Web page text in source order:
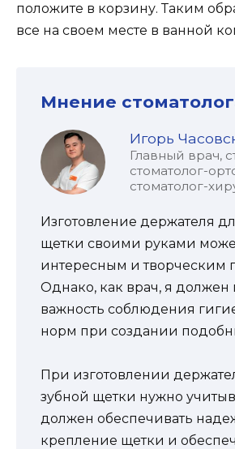
положите в корзину. Таким
все на своем месте в ванной
Мнение
Игорь
Главный врач,
стоматолог-
стоматолог-
Изготовление держателя
щетки своими руками
интересным и творческим
Однако, как врач, я должен
важность соблюдения
норм при создании
При изготовлении
зубной щетки нужно
должен обеспечивать
крепление щетки и